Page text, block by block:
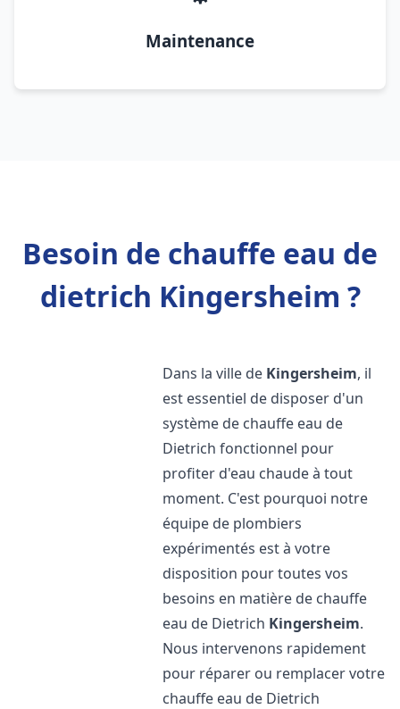
Maintenance
Besoin de chauffe eau de
dietrich Kingersheim ?
Dans la ville de Kingersheim, il
est essentiel de disposer d'un
système de chauffe eau de
Dietrich fonctionnel pour
profiter d'eau chaude à tout
moment. C'est pourquoi notre
équipe de plombiers
expérimentés est à votre
disposition pour toutes vos
besoins en matière de chauffe
eau de Dietrich Kingersheim.
Nous intervenons rapidement
pour réparer ou remplacer votre
chauffe eau de Dietrich